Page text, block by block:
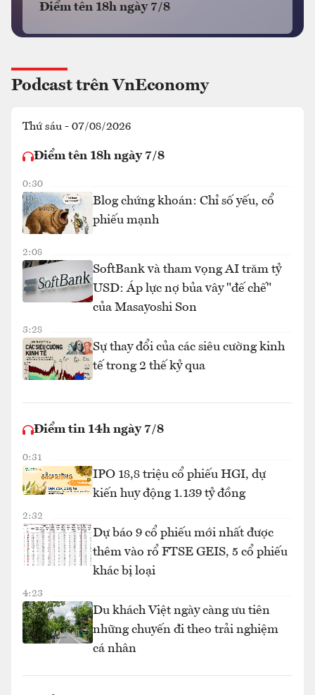
Điểm tên 18h ngày 7/8
Podcast trên VnEconomy
Thứ sáu - 07/08/2026
Điểm tên 18h ngày 7/8
0:30
Blog chứng khoán: Chỉ số yếu, cổ
phiếu mạnh
2:08
SoftBank và tham vọng AI trăm tỷ
USD: Áp lực nợ bủa vây "đế chế"
của Masayoshi Son
3:28
Sự thay đổi của các siêu cường kinh
tế trong 2 thế kỷ qua
Điểm tin 14h ngày 7/8
0:31
IPO 18,8 triệu cổ phiếu HGI, dự
kiến huy động 1.139 tỷ đồng
2:32
Dự báo 9 cổ phiếu mới nhất được
thêm vào rổ FTSE GEIS, 5 cổ phiếu
khác bị loại
4:23
Du khách Việt ngày càng ưu tiên
những chuyến đi theo trải nghiệm
cá nhân